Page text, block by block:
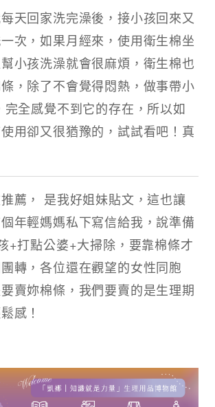
天回家洗完澡後，接小孩回來又
次，如果月經來，使用衛生棉坐
小孩洗澡就會很麻煩，衛生棉也
，除了不會覺得悶熱，做事帶小
全感覺不到它的存在，所以如
用卻又很猶豫的，試試看吧！真
薦， 是我好姐妹貼文，這也讓
年輕媽媽私下寫信給我，說準備
+打點公婆+大掃除，要靠棉條才
轉，各位還在觀望的女性同胞
賣妳棉條，我們要賣的是生理期
感！